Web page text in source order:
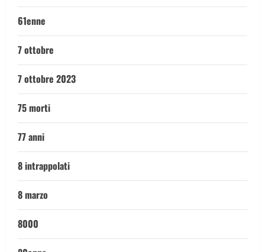
61enne
7 ottobre
7 ottobre 2023
75 morti
77 anni
8 intrappolati
8 marzo
8000